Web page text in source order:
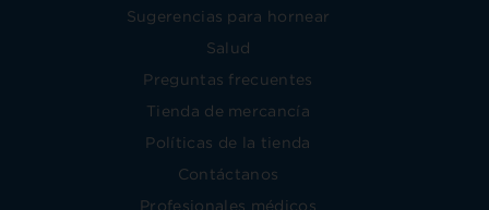
Sugerencias para hornear
Salud
Preguntas frecuentes
Tienda de mercancía
Políticas de la tienda
Contáctanos
Profesionales médicos